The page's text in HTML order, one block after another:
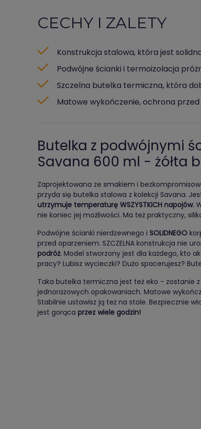
CECHY I ZALETY
Konstrukcja stalowa, która jest
Podwójne ścianki i termoizolacja
Szczelna butelka termiczna, która
Matowe wykończenie, ochrona
Butelka z podwójnymi
Savana 600 ml - żółta
Zaprojektowana ze smakiem i
przyda się butelka stalowa z kolekcji Savana.
utrzymuje temperaturę WSZYSTKICH napojów.
nie koniec jej możliwości. Ma też praktyczny,
Podwójne ścianki nierdzewnego i SOLIDNEGO
przed oparzeniem. SZCZELNA konstrukcja nie
podróż. Model stworzony jest dla każdego, kto
pracy? Lubisz wycieczki? Dużo spacerujesz?
Taka butelka termiczna jest też eko - zostanie
jednorazowych opakowaniach. Matowe
Stabilnie ustawisz ją też na stole. Bezpiecznie
jest gorąca przez wiele godzin!